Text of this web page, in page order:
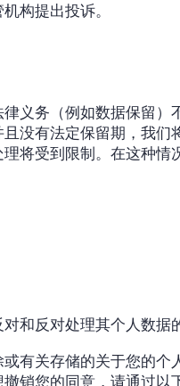
构提出投诉。
义务（例如数据保留
没有法定保留期，我
将受到限制。在这种情
和反对处理其个人数据
有关存储的关于您的
销您的同意，请通过以